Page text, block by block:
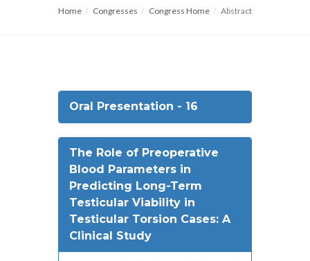
Home Congresses Congress Home Abstract
Oral Presentation - 16
The Role of Preoperative
Blood Parameters in
Predicting Long-Term
Testicular Viability in
Testicular Torsion Cases: A
Clinical Study